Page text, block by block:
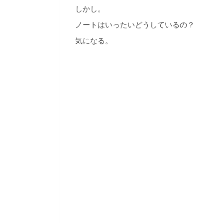
しかし。
ノートはいったいどうしているの？
気になる。